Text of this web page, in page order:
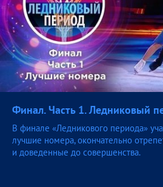
Финал. Часть 1. Ледниковый
В финале «Ледникового периода»
лучшие номера, окончательно
и доведенные до совершенства.